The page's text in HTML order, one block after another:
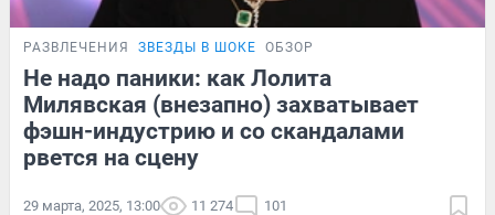
РАЗВЛЕЧЕНИЯ ЗВЕЗДЫ В ШОКЕ ОБЗОР
Не надо паники: как Лолита
Милявская (внезапно) захватывает
фэшн-индустрию и со скандалами
рвется на сцену
29 марта, 2025, 13:00 11 274 101